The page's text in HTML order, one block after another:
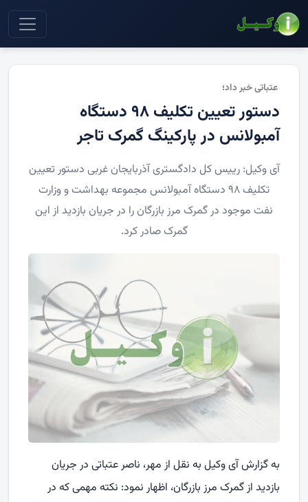
عتباتی خبر داد؛
دستور تعیین تکلیف ۹۸ دستگاه
آمبولانس در پارکینگ گمرک تاجر
آی وکیل: رییس کل دادگستری آذربایجان غربی دستور تعیین
تکلیف ۹۸ دستگاه آمبولانس مجموعه بهداشت و وزارت
نفت موجود در گمرک مرز بازرگان را در جریان بازدید از این
گمرک صادر کرد.
به گزارش آی وکیل به نقل از مهر، ناصر عتباتی در جریان
بازدید از گمرک مرز بازرگان، اظهار نمود: نکته مهمی که در